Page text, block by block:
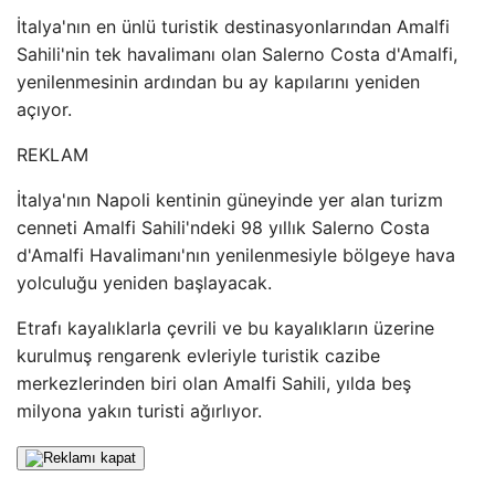
İtalya'nın en ünlü turistik destinasyonlarından Amalfi
Sahili'nin tek havalimanı olan Salerno Costa d'Amalfi,
yenilenmesinin ardından bu ay kapılarını yeniden
açıyor.
REKLAM
İtalya'nın Napoli kentinin güneyinde yer alan turizm
cenneti Amalfi Sahili'ndeki 98 yıllık Salerno Costa
d'Amalfi Havalimanı'nın yenilenmesiyle bölgeye hava
yolculuğu yeniden başlayacak.
Etrafı kayalıklarla çevrili ve bu kayalıkların üzerine
kurulmuş rengarenk evleriyle turistik cazibe
merkezlerinden biri olan Amalfi Sahili, yılda beş
milyona yakın turisti ağırlıyor.